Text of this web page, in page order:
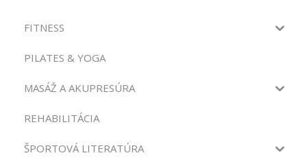
FITNESS
PILATES & YOGA
MASÁŽ A AKUPRESÚRA
REHABILITÁCIA
ŠPORTOVÁ LITERATÚRA